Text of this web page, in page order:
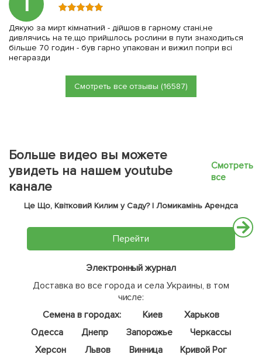
Дякую за мирт кімнатний - дійшов в гарному стані,не
дивлячись на те,що прийшлось рослини в пути знаходиться
більше 70 годин - був гарно упакован и вижил попри всі
негаразди
Смотреть все отзывы (16587)
Больше видео вы можете
увидеть на нашем youtube
канале
Смотреть
все
Це Що, Квітковий Килим у Саду? | Ломикамінь Арендса
Перейти
Электронный журнал
Доставка во все города и села Украины, в том
числе:
Семена в городах:
Киев
Харьков
Одесса
Днепр Запорожье
Черкассы
Херсон
Львов Винница
Кривой Рог